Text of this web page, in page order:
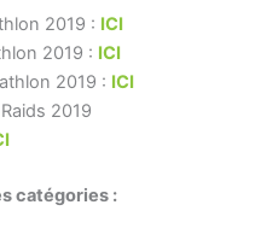
2019 : ICI
2019 : ICI
2019 : ICI
2019
catégories :